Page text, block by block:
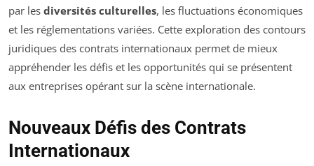
par les diversités culturelles, les fluctuations économiques
et les réglementations variées. Cette exploration des contours
juridiques des contrats internationaux permet de mieux
appréhender les défis et les opportunités qui se présentent
aux entreprises opérant sur la scène internationale.
Nouveaux Défis des Contrats
Internationaux